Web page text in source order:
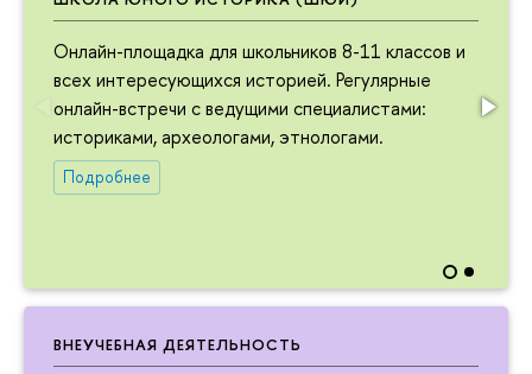
Онлайн-площадка для школьников 8-11 классов и
всех интересующихся историей. Регулярные
онлайн-встречи с ведущими специалистами:
историками, археологами, этнологами.
Подробнее
ВНЕУЧЕБНАЯ ДЕЯТЕЛЬНОСТЬ